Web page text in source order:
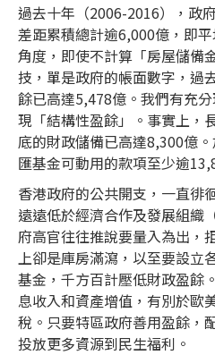
過去十年（2006-2016），政
差距累積總計逾6,000億，即
角度，即使不計算「房屋儲備
技，單是政府的帳面數字，過
餘已高達5,478億。我們有充
現「結構性盈餘」。事實上，
底的財政儲備已高達8,300億
匯基金可動用的款項至少逾
香港政府的公共開支，一直徘
遠遠低於經濟合作及發展組織
府高官往往推說要量入為出，
上卻是庫房滿瀉，以至要設立
基金，千方百計壓低財政盈餘
息收入和資產增值，有別於歐
稅。只要特區政府善用盈餘，
投放更多資源到民生福利。